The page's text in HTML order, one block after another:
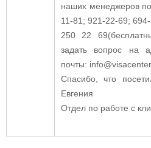
наших менеджеров
11-81; 921-22-69;
250 22
задать вопрос на
почты:
Спасибо, что
Евгения
Отдел по работе с